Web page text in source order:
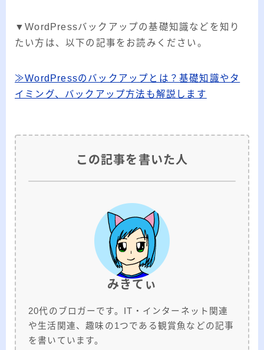
▼WordPressバックアップの基礎知識などを知り
たい方は、以下の記事をお読みください。
≫WordPressのバックアップとは？基礎知識やタ
イミング、バックアップ方法も解説します
この記事を書いた人
みきてぃ
20代のブロガーです。IT・インターネット関連
や生活関連、趣味の1つである観賞魚などの記事
を書いています。